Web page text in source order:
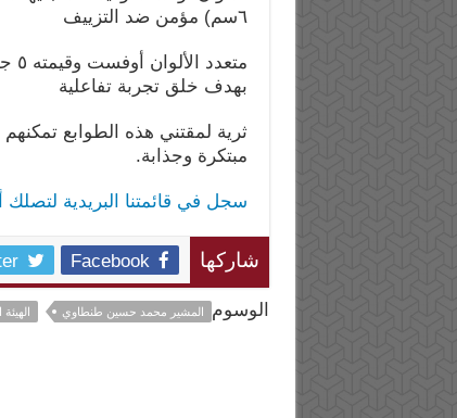
٦سم) مؤمن ضد التزييف
بهدف خلق تجربة تفاعلية
ثرية لمقتني هذه الطوابع
مبتكرة وجذابة.
سجل في قائمتنا البريدية لتصلك
شاركها Facebook
الوسوم المشير محمد حسين طنطاوي